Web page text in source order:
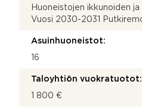
Huoneistojen ikkunoiden ja
Vuosi 2030-2031
Asuinhuoneistot:
16
Taloyhtiön vuokratuotot:
1 800 €